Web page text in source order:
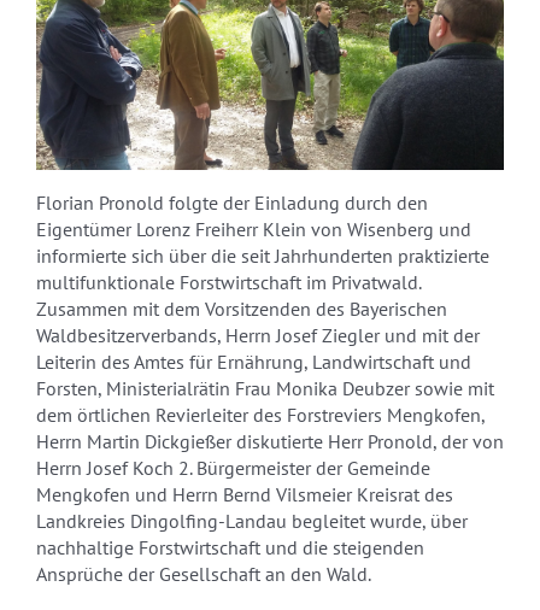
Florian Pronold folgte der Einladung durch den
Eigentümer Lorenz Freiherr Klein von Wisenberg und
informierte sich über die seit Jahrhunderten praktizierte
multifunktionale Forstwirtschaft im Privatwald.
Zusammen mit dem Vorsitzenden des Bayerischen
Waldbesitzerverbands, Herrn Josef Ziegler und mit der
Leiterin des Amtes für Ernährung, Landwirtschaft und
Forsten, Ministerialrätin Frau Monika Deubzer sowie mit
dem örtlichen Revierleiter des Forstreviers Mengkofen,
Herrn Martin Dickgießer diskutierte Herr Pronold, der von
Herrn Josef Koch 2. Bürgermeister der Gemeinde
Mengkofen und Herrn Bernd Vilsmeier Kreisrat des
Landkreies Dingolfing-Landau begleitet wurde, über
nachhaltige Forstwirtschaft und die steigenden
Ansprüche der Gesellschaft an den Wald.